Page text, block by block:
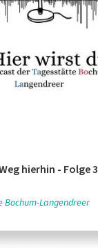
hierhin - Folge 3
Bochum-Langendreer